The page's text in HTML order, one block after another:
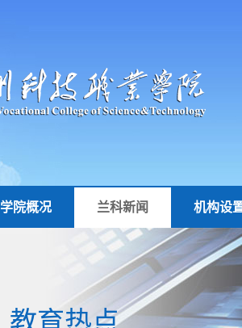
学院概况 兰科新闻 机构设
教育热点